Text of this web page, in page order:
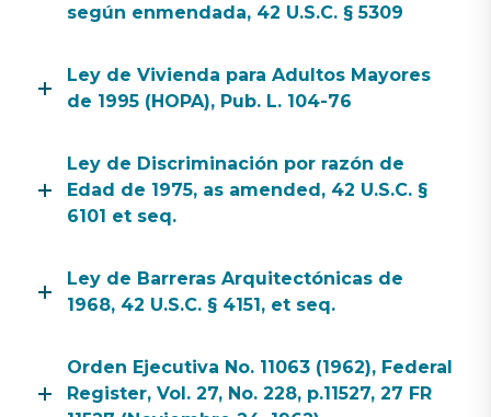
según enmendada, 42 U.S.C. § 5309
Ley de Vivienda para Adultos Mayores
de 1995 (HOPA), Pub. L. 104-76
Ley de Discriminación por razón de
Edad de 1975, as amended, 42 U.S.C. §
6101 et seq.
Ley de Barreras Arquitectónicas de
1968, 42 U.S.C. § 4151, et seq.
Orden Ejecutiva No. 11063 (1962), Federal
Register, Vol. 27, No. 228, p.11527, 27 FR